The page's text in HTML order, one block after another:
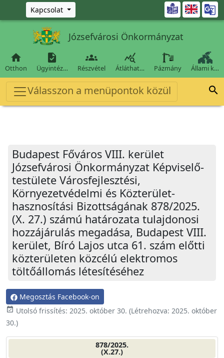
Ugrás a fő tartalomra
Kapcsolat 
Józsefvárosi Önkormányzat

Otthon

Ügyintéz…

Részvétel

Átláthat… Pázmány Állami k…
Válasszon a menüpontok közül 
Budapest Főváros VIII. kerület
Józsefvárosi Önkormányzat Képviselő-
testülete Városfejlesztési,
Környezetvédelmi és Közterület-
hasznosítási Bizottságának 878/2025.
(X. 27.) számú határozata tulajdonosi
hozzájárulás megadása, Budapest VIII.
kerület, Bíró Lajos utca 61. szám előtti
közterületen közcélú elektromos
töltőállomás létesítéséhez
Megosztás Facebook-on
event_available Utolsó frissítés: 2025. október 30. (Létrehozva: 2025. október
30.)
878/2025.
(X.27.)